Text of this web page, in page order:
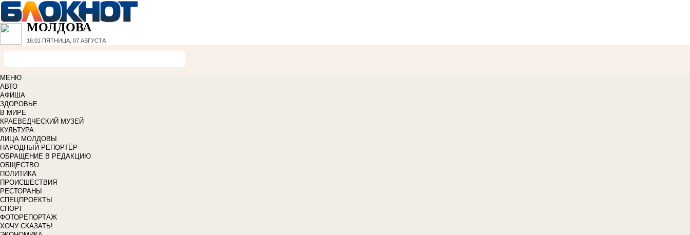
МОЛДОВА
16:01 ПЯТНИЦА, 07 АВГУСТА
МЕНЮ
АВТО
АФИША
ЗДОРОВЬЕ
В МИРЕ
КРАЕВЕДЧЕСКИЙ МУЗЕЙ
КУЛЬТУРА
ЛИЦА МОЛДОВЫ
НАРОДНЫЙ РЕПОРТЁР
ОБРАЩЕНИЕ В РЕДАКЦИЮ
ОБЩЕСТВО
ПОЛИТИКА
ПРОИСШЕСТВИЯ
РЕСТОРАНЫ
СПЕЦПРОЕКТЫ
СПОРТ
ФОТОРЕПОРТАЖ
ХОЧУ СКАЗАТЬ!